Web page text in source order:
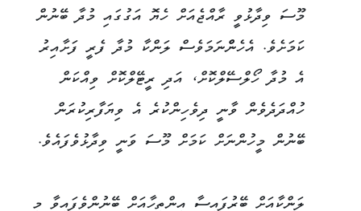
މޫސަ ވިދާޅުވީ ރާއްޖެއަށް ހެޔޮ އަގުގައި މުދާ ބޭނުން
ކަމަށެވެ. އެހެންްނަމަވެސް ލަންކާ މުދާ ފެރީ ފަށާއިރު
އެ މުދާ ހޯލްސޭލްކޮށް، އަދި ރީޓޭލްކޮށް ވިއްކަން
ހުއްދަދެވެން ވާނީ ދިވެހިންކުރެ އެ ވިޔަފާރިކުރަން
ބޭނުން މީހުންނަށް ކަމަށް މޫސަ ވަނީ ވިދާޅުވެފައެވެ.
ލަންކާއަށް ބޭރުފައިސާ އިންތިހާއަށް ބޭނުންވެފައިވާ މި